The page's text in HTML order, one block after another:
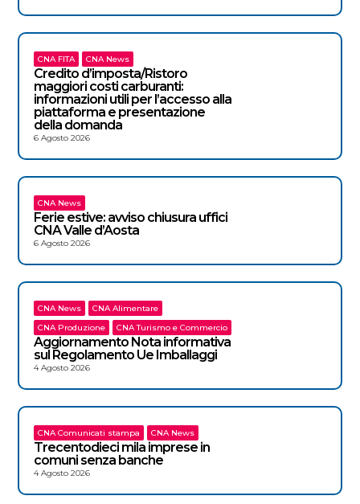
CNA FITA CNA News
Credito d’imposta/Ristoro
maggiori costi carburanti:
informazioni utili per l’accesso alla
piattaforma e presentazione
della domanda
6 Agosto 2026
CNA News
Ferie estive: avviso chiusura uffici
CNA Valle d’Aosta
6 Agosto 2026
CNA News
CNA Alimentare
CNA Produzione
CNA Turismo e Commercio
Aggiornamento Nota informativa
sul Regolamento Ue Imballaggi
4 Agosto 2026
CNA Comunicati stampa CNA News
Trecentodieci mila imprese in
comuni senza banche
4 Agosto 2026